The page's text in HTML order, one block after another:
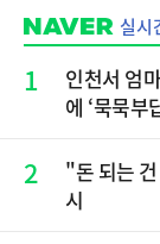
실시
1
인천서 엄
에 ‘묵묵부
2
"돈 되는
시